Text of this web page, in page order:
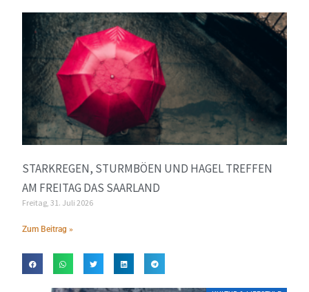
STARKREGEN, STURMBÖEN UND HAGEL TREFFEN
AM FREITAG DAS SAARLAND
Freitag, 31. Juli 2026
Zum Beitrag »